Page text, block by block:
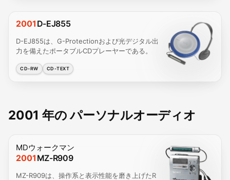
2001 D-EJ855
D-EJ855は、G-Protectionおよび光デジタル出
力を備えたポータブルCDプレーヤーである。
CD-RW CD-TEXT
2001 年の パーソナルオーディオ
MDウォークマン
2001 MZ-R909
MZ-R909は、操作系と表示性能を磨き上げたR